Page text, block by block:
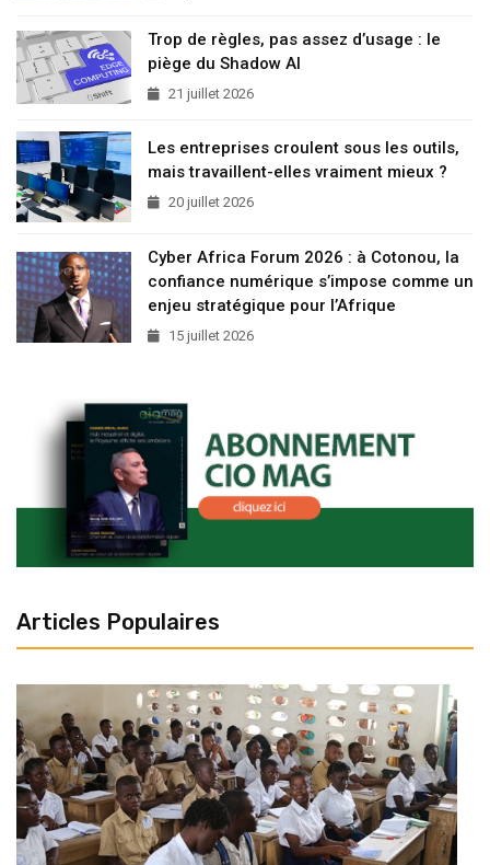
Trop de règles, pas assez d’usage : le
piège du Shadow AI
21 juillet 2026
Les entreprises croulent sous les outils,
mais travaillent-elles vraiment mieux ?
20 juillet 2026
Cyber Africa Forum 2026 : à Cotonou, la
confiance numérique s’impose comme un
enjeu stratégique pour l’Afrique
15 juillet 2026
Articles Populaires